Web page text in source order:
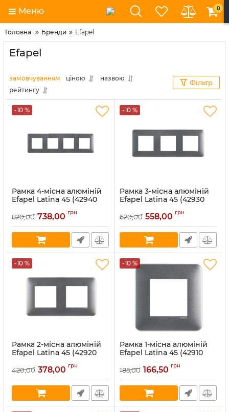
Меню 0
Головна Бренди Efapel
Efapel
замовчуванням ціною
назвою
рейтингу
Фільтр
-10 %
Рамка 4-місна алюміній
Efapel Latina 45 (42940
Артикул:42940 TAL
В наявності:28
820,00 738,00 грн
-10 %
Рамка 3-місна алюміній
Efapel Latina 45 (42930
Артикул:42930 TAL
В наявності:70
620,00 558,00 грн
-10 %
Рамка 2-місна алюміній
Efapel Latina 45 (42920
Артикул:42920 TAL
В наявності:135
420,00 378,00 грн
-10 %
Рамка 1-місна алюміній
Efapel Latina 45 (42910
Артикул:42910 TAL
В наявності:65
185,00 166,50 грн